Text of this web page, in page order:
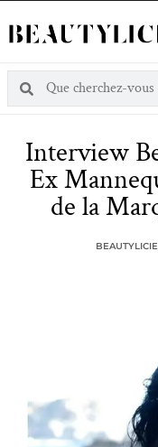
Interview
Ex
de la